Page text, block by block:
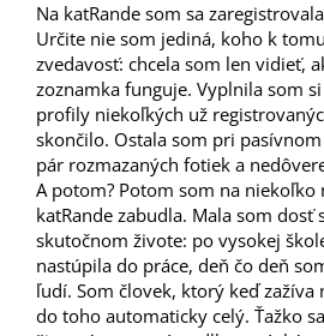
Na katRande som sa
Určite nie som jediná, koho k
zvedavosť: chcela som len vidieť,
zoznamka funguje. Vyplnila som
profily niekoľkých už
skončilo. Ostala som pri
pár rozmazaných fotiek a
A potom? Potom som na niekoľko
katRande zabudla. Mala som
skutočnom živote: po vysokej
nastúpila do práce, deň čo deň
ľudí. Som človek, ktorý keď zažíva
do toho automaticky celý. Ťažko